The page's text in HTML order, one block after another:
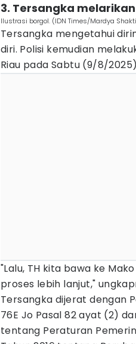
3. Tersangka
Ilustrasi borgol. (IDN Times/Mardya
Tersangka mengetahui
diri. Polisi kemudian
Riau pada Sabtu (9/8/
"Lalu, TH kita bawa ke
proses lebih lanjut,"
Tersangka dijerat dengan
76E Jo Pasal 82 ayat (2)
tentang Peraturan